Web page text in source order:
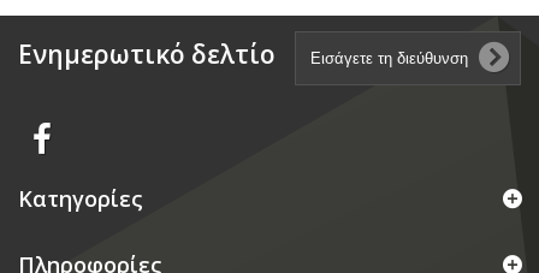
Ενημερωτικό δελτίο
Κατηγορίες
Πληροφορίες